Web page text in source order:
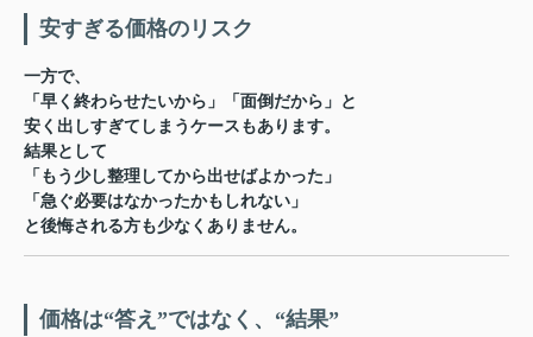
安すぎる価格のリスク
一方で、
「早く終わらせたいから」「面倒だから」と
安く出しすぎてしまうケースもあります。
結果として
「もう少し整理してから出せばよかった」
「急ぐ必要はなかったかもしれない」
と後悔される方も少なくありません。
価格は“答え”ではなく、“結果”